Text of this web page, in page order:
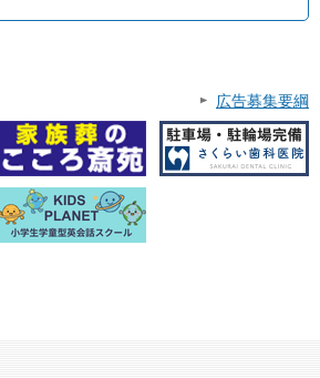
広告募集要綱